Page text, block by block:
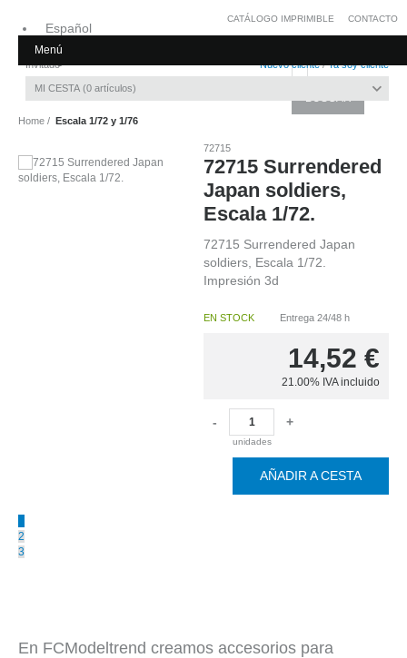
Español
Invitado Nuevo cliente/Ya soy cliente
MI CESTA 0 artículos
CATÁLOGO IMPRIMIBLE CONTACTO
Menú
Home Escala 1/72 y 1/76
2
3
72715
72715 Surrendered
Japan soldiers,
Escala 1/72.
72715 Surrendered Japan
soldiers, Escala 1/72.
Impresión 3d
EN STOCK Entrega 24/48 h
14,52 €
21.00% IVA incluido
-
unidades
+
AÑADIR A CESTA
En FCModeltrend creamos accesorios para